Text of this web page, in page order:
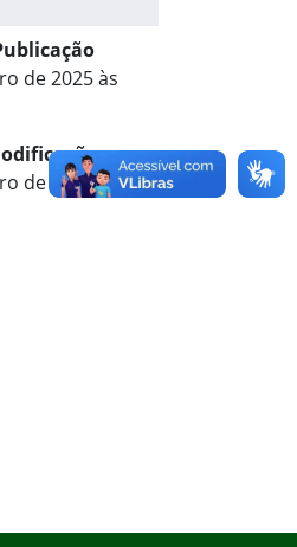
de 2025 às
de 2025 às